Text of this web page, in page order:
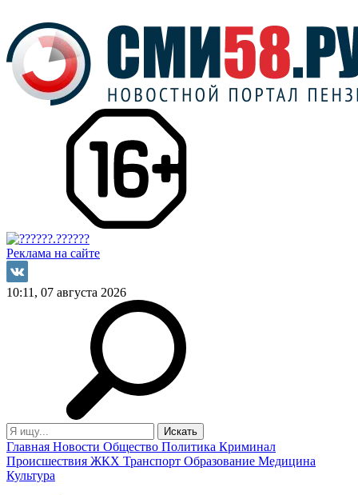
Реклама на сайте
10:11, 07 августа 2026
Главная Новости Общество Политика Криминал
Происшествия ЖКХ Транспорт Образование Медицина
Культура